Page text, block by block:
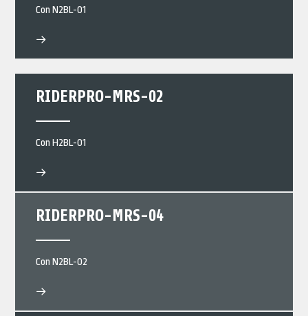
Con N2BL-01
RIDERPRO-MRS-02
Con H2BL-01
RIDERPRO-MRS-04
Con N2BL-02